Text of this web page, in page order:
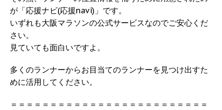
が「応援ナビ(応援navi)」です。
いずれも大阪マラソンの公式サービスなのでご安心くだ
さい。
見ていても面白いですよ。
多くのランナーからお目当てのランナーを見つけ出すた
めに活用してください。
＝＝＝＝＝＝＝＝＝＝＝＝＝＝＝＝＝＝＝＝＝＝＝＝＝